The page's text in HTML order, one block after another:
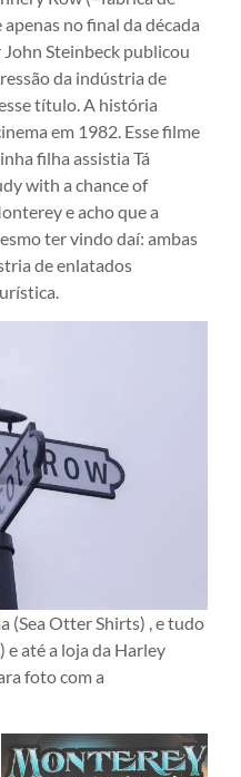
no final da década
Steinbeck publicou
da indústria de
título. A história
em 1982. Esse filme
filha assistia Tá
with a chance of
e acho que a
ter vindo daí: ambas
de enlatados
(Sea Otter Shirts) , e tudo
até a loja da Harley
foto com a